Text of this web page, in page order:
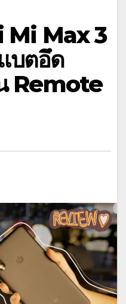
Mi Max 3
บตอึด
Remote